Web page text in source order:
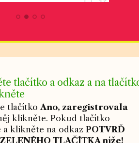
tlačítko a odkaz a na
tlačítkoAno, zaregistrovala
klikněte. Pokud tlačítko
klikněte na odkaz POTVRĎ
TLAČÍTKA níže!